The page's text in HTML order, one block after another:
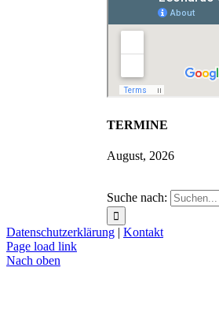
TERMINE
August, 2026
Suche nach:
Datenschutzerklärung | Kontakt
Page load link
Nach oben